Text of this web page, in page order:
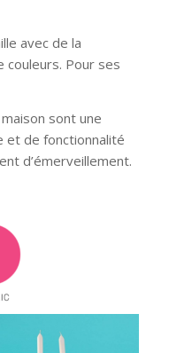
avec de la
couleurs. Pour ses
sont une
et de fonctionnalité
d’émerveillement.